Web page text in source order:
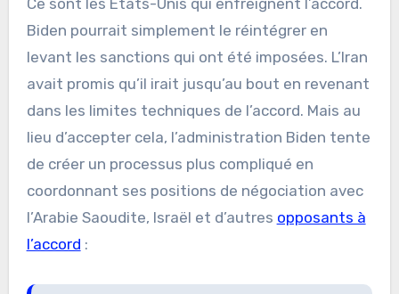
Biden pourrait simplement le réintégrer en
levant les sanctions qui ont été imposées. L’Iran
avait promis qu’il irait jusqu’au bout en revenant
dans les limites techniques de l’accord. Mais au
lieu d’accepter cela, l’administration Biden tente
de créer un processus plus compliqué en
coordonnant ses positions de négociation avec
l’Arabie Saoudite, Israël et d’autres opposants à
l’accord :